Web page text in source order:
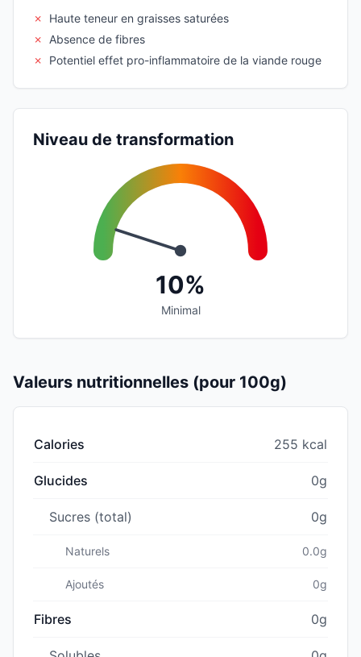
✗
Haute teneur en graisses saturées
✗
Absence de fibres
✗
Potentiel effet pro-inflammatoire de la viande rouge
Niveau de transformation
10%
Minimal
Valeurs nutritionnelles (pour 100g)
Calories 255 kcal
Glucides 0g
Sucres (total) 0g
Naturels 0.0g
Ajoutés 0g
Fibres 0g